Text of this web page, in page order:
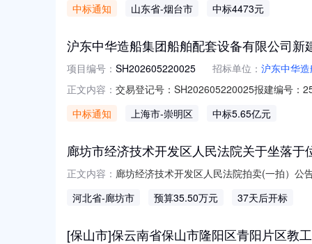
保险框架协议合同授予阶段项目编号
中标通知 山东省-烟台市 中标4473元
沪东中华造船集团船舶配套设备有限公司新
项目编号： SH202605220025 招标单位： 沪东中华
正文内容： 交易登记号：SH202605220025报建编号：
期：2026-08-0700:00:00暂列金额和暂估
中标通知 上海市-崇明区 中标5.65亿元
廊坊市经济技术开发区人民法院关于坐落
正文内容： 廊坊经济技术开发区人民法院拍卖(一拍）
85.69㎡，总层高24层，房屋用途住宅，钢
河北省-廊坊市 预算35.50万元 37天后开标
[保山市]保云南省保山市隆阳区青阳片区教